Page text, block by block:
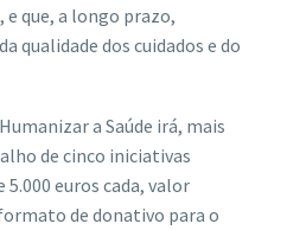
que, a longo prazo,
qualidade dos cuidados e do
a Saúde irá, mais
de cinco iniciativas
euros cada, valor
de donativo para o